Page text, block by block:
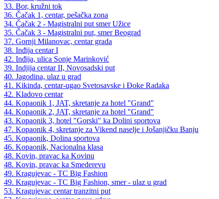
33. Bor, kružni tok
36. Čačak 1, centar, pešačka zona
34. Čačak 2 - Magistralni put smer Užice
35. Čačak 3 - Magistralni put, smer Beograd
37. Gornji Milanovac, centar grada
38. Inđija centar I
42. Inđija, ulica Sonje Marinković
39. Indjija centar II, Novosadski put
40. Jagodina, ulaz u grad
41. Kikinda, centar-ugao Svetosavske i Đoke Radaka
42. Kladovo centar
44. Kopaonik 1, JAT, skretanje za hotel "Grand"
44. Kopaonik 2, JAT, skretanje za hotel "Grand"
43. Kopaonik 3, hotel "Gorski" ka Dolini sportova
47. Kopaonik 4, skretanje za Vikend naselje i Jošanjičku Banju
45. Kopaonik, Dolina sportova
46. Kopaonik, Nacionalna klasa
48. Kovin, pravac ka Kovinu
48. Kovin, pravac ka Smederevu
49. Kragujevac - TC Big Fashion
49. Kragujevac - TC Big Fashion, smer - ulaz u grad
53. Kragujevac centar tranzitni put